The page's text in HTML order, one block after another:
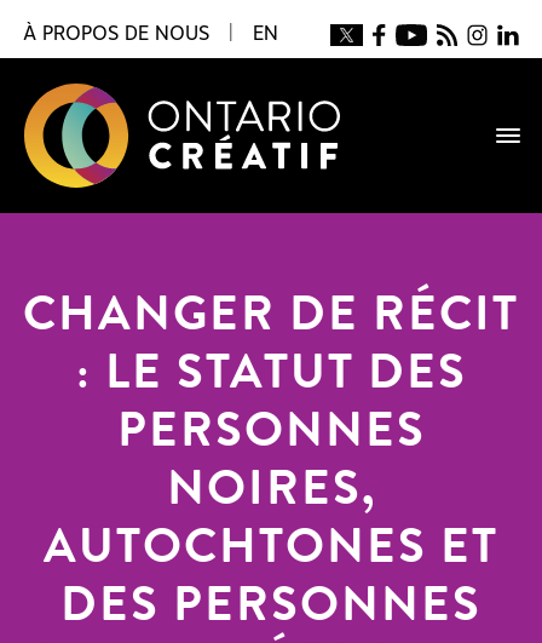
À PROPOS DE NOUS EN
CHANGER DE RÉCIT
: LE STATUT DES
PERSONNES
NOIRES,
AUTOCHTONES ET
DES PERSONNES